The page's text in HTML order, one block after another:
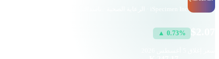
iSpecimen Inc · الرعاية الصحية · ناسداك
▲ 0.73%